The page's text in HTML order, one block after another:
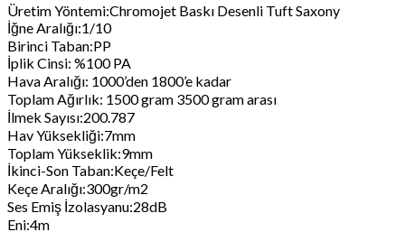
Üretim Yöntemi:Chromojet Baskı Desenli Tuft Saxony
İğne Aralığı:1/10
Birinci Taban:PP
İplik Cinsi: %100 PA
Hava Aralığı: 1000’den 1800’e kadar
Toplam Ağırlık: 1500 gram 3500 gram arası
İlmek Sayısı:200.787
Hav Yüksekliği:7mm
Toplam Yükseklik:9mm
İkinci-Son Taban:Keçe/Felt
Keçe Aralığı:300gr/m2
Ses Emiş İzolasyanu:28dB
Eni:4m